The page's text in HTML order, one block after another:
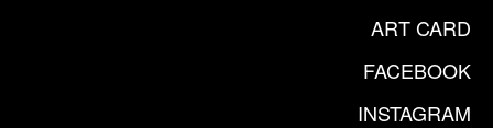
ART CARD
FACEBOOK
INSTAGRAM